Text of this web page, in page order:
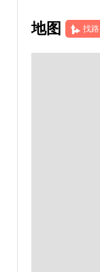
地图 找路